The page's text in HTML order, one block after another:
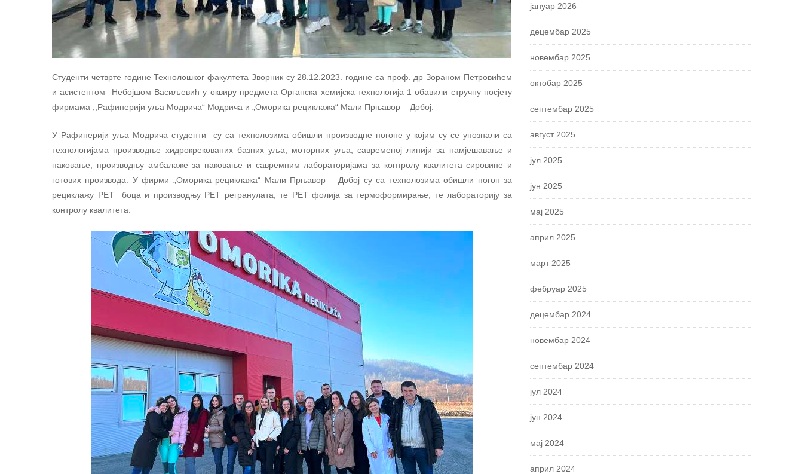
Студенти четврте године Технолошког факултета Зворник су 28.12.2023. године са проф. др Зораном Петровићем
и асистентом Небојшом Васиљевић у оквиру предмета Органска хемијска технологија 1 обавили стручну посјету
фирмама ,,Рафинерији уља Модрича“ Модрича и „Оморика рециклажа“ Мали Прњавор – Добој.
У Рафинерији уља Модрича студенти су са технолозима обишли производне погоне у којим су се упознали са
технологијама производње хидрокрекованих базних уља, моторних уља, савременој линији за намјешавање и
паковање, производњу амбалаже за паковање и савремним лабораторијама за контролу квалитета сировине и
готових производа. У фирми „Оморика рециклажа“ Мали Прњавор – Добој су са технолозима обишли погон за
рециклажу РЕТ боца и производњу РЕТ регранулата, те РЕТ фолија за термоформирање, те лабораторију за
контролу квалитета.
јануар 2026
децембар 2025
новембар 2025
октобар 2025
септембар 2025
август 2025
јул 2025
јун 2025
мај 2025
април 2025
март 2025
фебруар 2025
децембар 2024
новембар 2024
септембар 2024
јул 2024
јун 2024
мај 2024
април 2024